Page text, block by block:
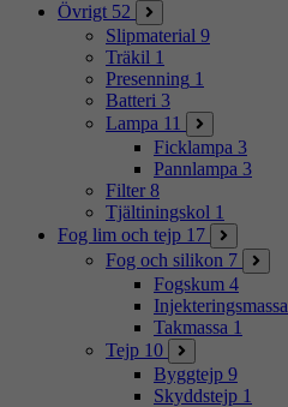
Övrigt 52
Slipmaterial 9
Träkil 1
Presenning 1
Batteri 3
Lampa 11
Ficklampa 3
Pannlampa 3
Filter 8
Tjältiningskol 1
Fog lim och tejp 17
Fog och silikon 7
Fogskum 4
Injekteringsmassa
Takmassa 1
Tejp 10
Byggtejp 9
Skyddstejp 1